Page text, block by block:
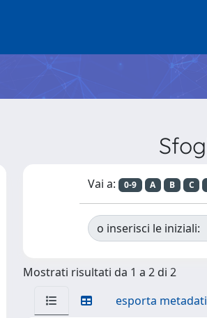
Vai a: 0-9 A B C
o inserisci le iniziali:
Mostrati risultati da 1 a 2 di 2
esporta metadati